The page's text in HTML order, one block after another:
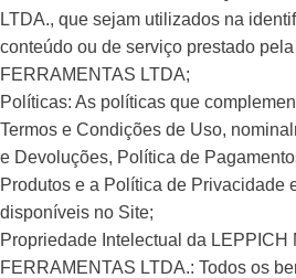
LTDA., que sejam utilizados na
conteúdo ou de serviço prestado
FERRAMENTAS LTDA;
Políticas: As políticas que
Termos e Condições de Uso,
e Devoluções, Política de
Produtos e a Política de Privacidade
disponíveis no Site;
Propriedade Intelectual da LEPPICH
FERRAMENTAS LTDA.: Todos os